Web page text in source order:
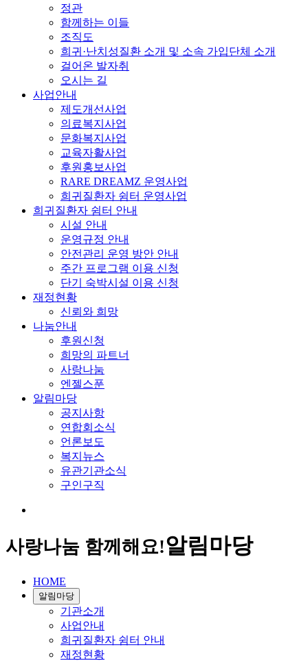
정관
함께하는 이들
조직도
희귀·난치성질환 소개 및 소속 가입단체 소개
걸어온 발자취
오시는 길
사업안내
제도개선사업
의료복지사업
문화복지사업
교육자활사업
후원홍보사업
RARE DREAMZ 운영사업
희귀질환자 쉼터 운영사업
희귀질환자 쉼터 안내
시설 안내
운영규정 안내
안전관리 운영 방안 안내
주간 프로그램 이용 신청
단기 숙박시설 이용 신청
재정현황
신뢰와 희망
나눔안내
후원신청
희망의 파트너
사랑나눔
엔젤스푼
알림마당
공지사항
연합회소식
언론보도
복지뉴스
유관기관소식
구인구직
사랑나눔 함께해요!알림마당
HOME
알림마당
기관소개
사업안내
희귀질환자 쉼터 안내
재정현황